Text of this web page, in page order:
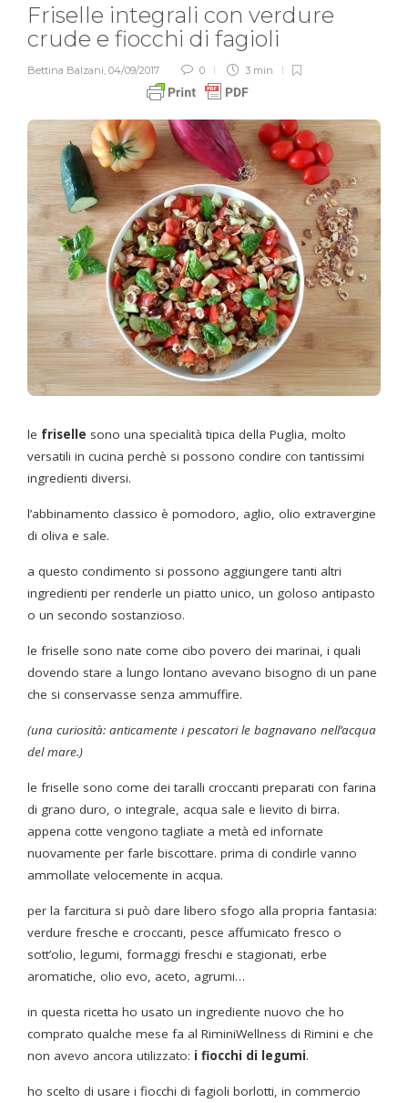
Friselle integrali con verdure
crude e fiocchi di fagioli
Bettina Balzani, 04/09/2017 0 3 min
le friselle sono una specialità tipica della Puglia, molto
versatili in cucina perchè si possono condire con tantissimi
ingredienti diversi.
l’abbinamento classico è pomodoro, aglio, olio extravergine
di oliva e sale.
a questo condimento si possono aggiungere tanti altri
ingredienti per renderle un piatto unico, un goloso antipasto
o un secondo sostanzioso.
le friselle sono nate come cibo povero dei marinai, i quali
dovendo stare a lungo lontano avevano bisogno di un pane
che si conservasse senza ammuffire.
(una curiosità: anticamente i pescatori le bagnavano nell’acqua
del mare.)
le friselle sono come dei taralli croccanti preparati con farina
di grano duro, o integrale, acqua sale e lievito di birra.
appena cotte vengono tagliate a metà ed infornate
nuovamente per farle biscottare. prima di condirle vanno
ammollate velocemente in acqua.
per la farcitura si può dare libero sfogo alla propria fantasia:
verdure fresche e croccanti, pesce affumicato fresco o
sott’olio, legumi, formaggi freschi e stagionati, erbe
aromatiche, olio evo, aceto, agrumi…
in questa ricetta ho usato un ingrediente nuovo che ho
comprato qualche mese fa al RiminiWellness di Rimini e che
non avevo ancora utilizzato: i fiocchi di legumi.
ho scelto di usare i fiocchi di fagioli borlotti, in commercio